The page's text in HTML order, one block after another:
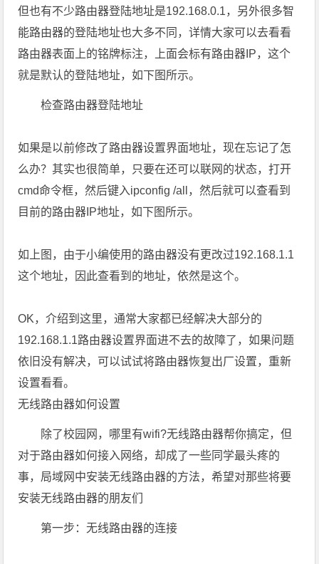
但也有不少路由器登陆地址是192.168.0.1，另外很多智
能路由器的登陆地址也大多不同，详情大家可以去看看
路由器表面上的铭牌标注，上面会标有路由器IP，这个
就是默认的登陆地址，如下图所示。
检查路由器登陆地址
如果是以前修改了路由器设置界面地址，现在忘记了怎
么办？其实也很简单，只要在还可以联网的状态，打开
cmd命令框，然后键入ipconfig /all，然后就可以查看到
目前的路由器IP地址，如下图所示。
如上图，由于小编使用的路由器没有更改过192.168.1.1
这个地址，因此查看到的地址，依然是这个。
OK，介绍到这里，通常大家都已经解决大部分的
192.168.1.1路由器设置界面进不去的故障了，如果问题
依旧没有解决，可以试试将路由器恢复出厂设置，重新
设置看看。
无线路由器如何设置
除了校园网，哪里有wifi?无线路由器帮你搞定，但
对于路由器如何接入网络，却成了一些同学最头疼的
事，局域网中安装无线路由器的方法，希望对那些将要
安装无线路由器的朋友们
第一步：无线路由器的连接